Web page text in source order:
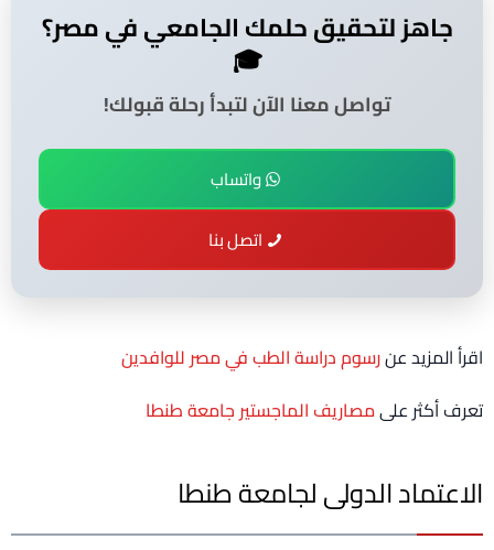
جاهز لتحقيق حلمك الجامعي في مصر؟
🎓
تواصل معنا الآن لتبدأ رحلة قبولك!
واتساب
اتصل بنا
اقرأ المزيد عنرسوم دراسة الطب في مصر للوافدين
تعرف أكثر علىمصاريف الماجستير جامعة طنطا
الاعتماد الدولى لجامعة طنطا